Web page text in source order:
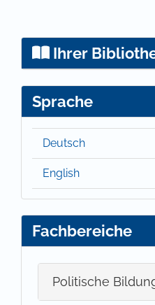
Ihrer
Sprache
Deutsch
English
Fachbereiche
Politische